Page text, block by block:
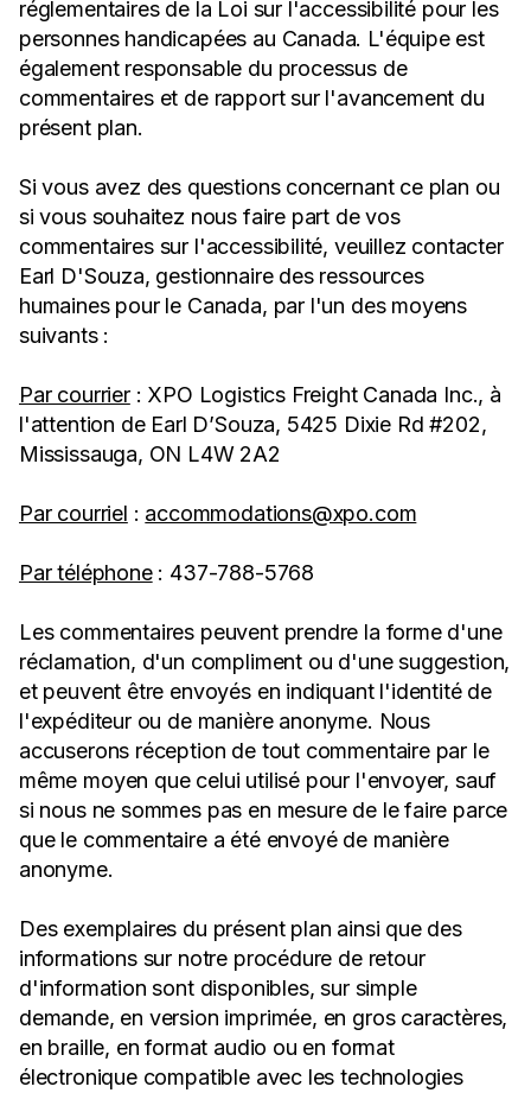
réglementaires de la Loi sur l'accessibilité pour les
personnes handicapées au Canada. L'équipe est
également responsable du processus de
commentaires et de rapport sur l'avancement du
présent plan.
Si vous avez des questions concernant ce plan ou
si vous souhaitez nous faire part de vos
commentaires sur l'accessibilité, veuillez contacter
Earl D'Souza, gestionnaire des ressources
humaines pour le Canada, par l'un des moyens
suivants :
Par courrier: XPO Logistics Freight Canada Inc., à
l'attention de Earl D’Souza, 5425 Dixie Rd #202,
Mississauga, ON L4W 2A2
Par courriel : accommodations@xpo.com
Par téléphone: 437-788-5768
Les commentaires peuvent prendre la forme d'une
réclamation, d'un compliment ou d'une suggestion,
et peuvent être envoyés en indiquant l'identité de
l'expéditeur ou de manière anonyme. Nous
accuserons réception de tout commentaire par le
même moyen que celui utilisé pour l'envoyer, sauf
si nous ne sommes pas en mesure de le faire parce
que le commentaire a été envoyé de manière
anonyme.
Des exemplaires du présent plan ainsi que des
informations sur notre procédure de retour
d'information sont disponibles, sur simple
demande, en version imprimée, en gros caractères,
en braille, en format audio ou en format
électronique compatible avec les technologies